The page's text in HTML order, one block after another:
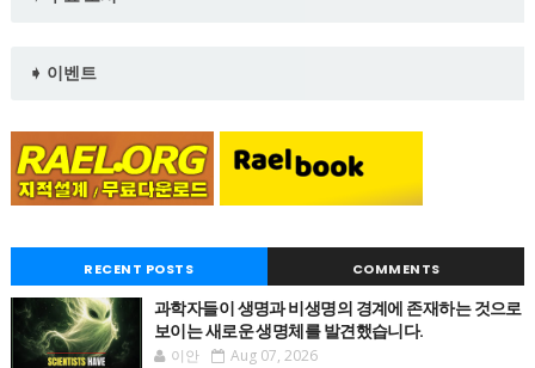
➧ 이벤트
RECENT POSTS COMMENTS
과학자들이 생명과 비생명의 경계에 존재하는 것으로
보이는 새로운 생명체를 발견했습니다.
이안 Aug 07, 2026